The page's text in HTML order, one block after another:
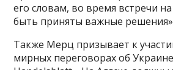
его словам, во время встречи на
быть приняты важные
Также Мерц призывает к
мирных переговорах об